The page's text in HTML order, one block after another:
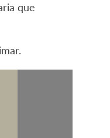
que